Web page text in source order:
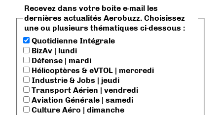
Recevez dans votre boite e-mail les
dernières actualités Aerobuzz. Choisissez
une ou plusieurs thématiques ci-dessous :
Quotidienne Intégrale
BizAv | lundi
Défense | mardi
Hélicoptères & eVTOL | mercredi
Industrie & Jobs | jeudi
Transport Aérien | vendredi
Aviation Générale | samedi
Culture Aéro | dimanche